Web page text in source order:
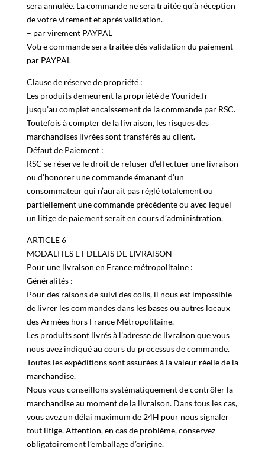
delà de ce délai, sans réception de votre virement, elle
sera annulée. La commande ne sera traitée qu’à réception
de votre virement et après validation.
– par virement PAYPAL
Votre commande sera traitée dés validation du paiement
Clause de réserve de propriété :
Les produits demeurent la propriété de Youride.fr
jusqu’au complet encaissement de la commande par RSC.
Toutefois à compter de la livraison, les risques des
marchandises livrées sont transférés au client.
Défaut de Paiement :
RSC se réserve le droit de refuser d’effectuer une livraison
ou d’honorer une commande émanant d’un
consommateur qui n’aurait pas réglé totalement ou
partiellement une commande précédente ou avec lequel
ARTICLE 6
MODALITES ET DELAIS DE LIVRAISON
Pour une livraison en France métropolitaine :
Généralités :
Pour des raisons de suivi des colis, il nous est impossible
de livrer les commandes dans les bases ou autres locaux
des Armées hors France Métropolitaine.
Les produits sont livrés à l’adresse de livraison que vous
nous avez indiqué au cours du processus de commande.
Toutes les expéditions sont assurées à la valeur réelle de la
marchandise.
Nous vous conseillons systématiquement de contrôler la
marchandise au moment de la livraison. Dans tous les cas,
vous avez un délai maximum de 24H pour nous signaler
tout litige. Attention, en cas de problème, conservez